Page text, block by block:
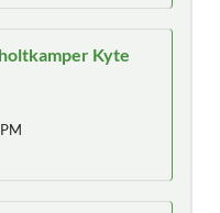
Kyte